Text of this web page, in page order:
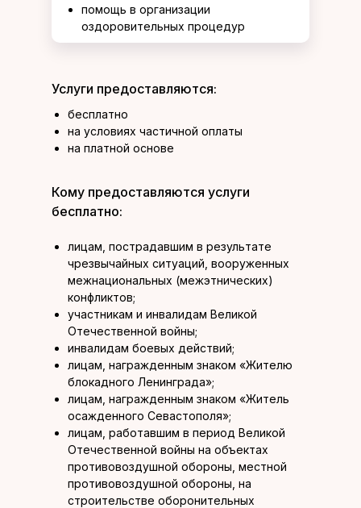
помощь в организации
оздоровительных процедур
Услуги предоставляются:
бесплатно
на условиях частичной оплаты
на платной основе
Кому предоставляются услуги
бесплатно:
лицам, пострадавшим в результате
чрезвычайных ситуаций, вооруженных
межнациональных (межэтнических)
конфликтов;
участникам и инвалидам Великой
Отечественной войны;
инвалидам боевых действий;
лицам, награжденным знаком «Жителю
блокадного Ленинграда»;
лицам, награжденным знаком «Житель
осажденного Севастополя»;
лицам, работавшим в период Великой
Отечественной войны на объектах
противовоздушной обороны, местной
противовоздушной обороны, на
строительстве оборонительных